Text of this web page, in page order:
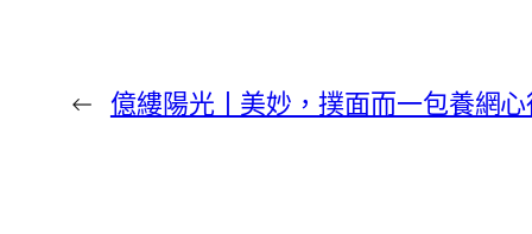
← 億縷陽光丨美妙，撲面而一包養網